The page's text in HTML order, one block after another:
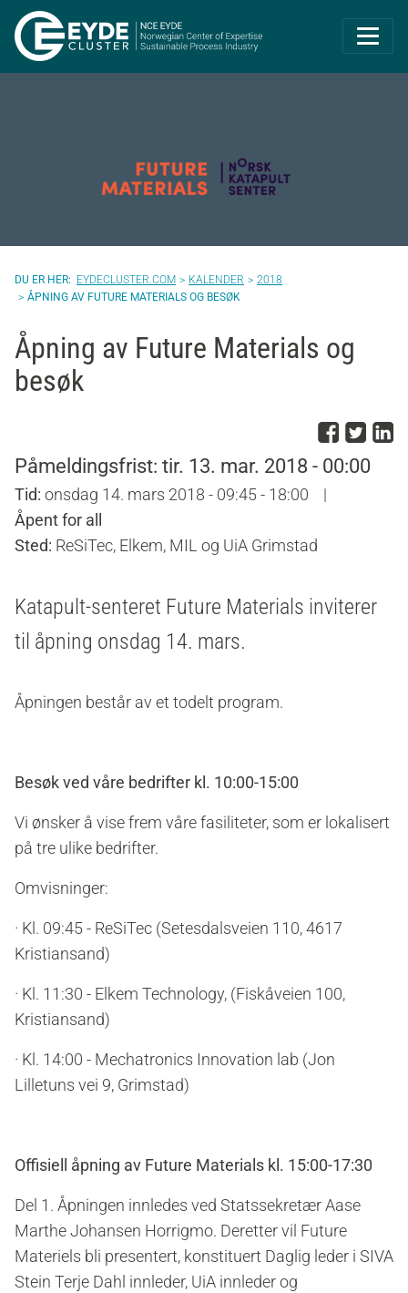
Eyde-Cluster |
EYDECLUSTER.COM KALENDER
2018
ÅPNING AV FUTURE MATERIALS OG BESØK
Åpning av Future Materials og
besøk
DelDel
Påmeldingsfrist: tir. 13. mar. 2018 - 00:00
Tid: onsdag 14. mars 2018 - 09:45 - 18:00
|
Åpent for all
Sted: ReSiTec, Elkem, MIL og UiA Grimstad
Katapult-senteret Future Materials inviterer
til åpning onsdag 14. mars.
Åpningen består av et todelt program.
Besøk ved våre bedrifter kl. 10:00-15:00
Vi ønsker å vise frem våre fasiliteter, som er lokalisert
på tre ulike bedrifter.
Omvisninger:
· Kl. 09:45 - ReSiTec (Setesdalsveien 110, 4617
Kristiansand)
· Kl. 11:30 - Elkem Technology, (Fiskåveien 100,
Kristiansand)
· Kl. 14:00 - Mechatronics Innovation lab (Jon
Lilletuns vei 9, Grimstad)
Offisiell åpning av Future Materials kl. 15:00-17:30
Del 1. Åpningen innledes ved Statssekretær Aase
Marthe Johansen Horrigmo. Deretter vil Future
Materiels bli presentert, konstituert Daglig leder i SIVA
Stein Terje Dahl innleder, UiA innleder og